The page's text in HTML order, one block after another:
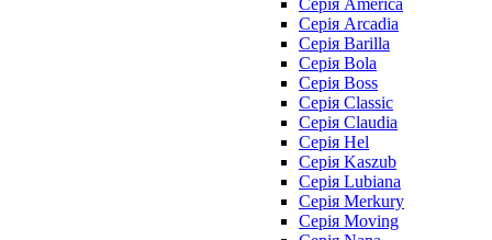
Серія America
Серія Arcadia
Серія Barilla
Серія Bola
Серія Boss
Серія Classic
Серія Claudia
Серія Hel
Серія Kaszub
Серія Lubiana
Серія Merkury
Серія Moving